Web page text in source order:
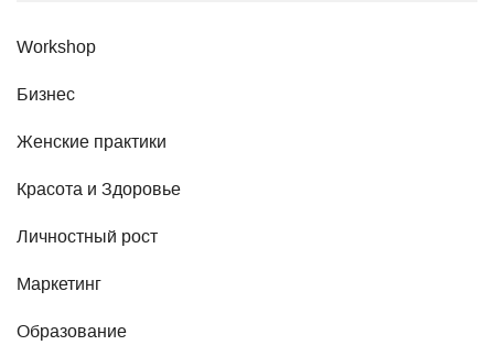
Workshop
Бизнес
Женские практики
Красота и Здоровье
Личностный рост
Маркетинг
Образование